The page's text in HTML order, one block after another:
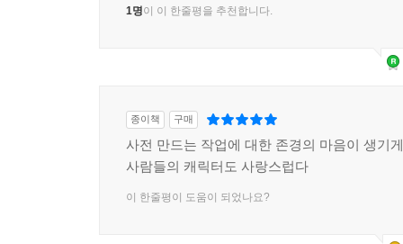
1명이 이 한줄평을 추천합니다.
종이책 구매
사전 만드는 작업에 대한 존경의 마음이 생기
사람들의 캐릭터도 사랑스럽다
이 한줄평이 도움이 되었나요?